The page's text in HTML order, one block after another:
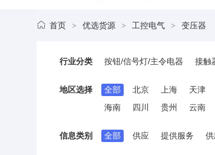
首页 > 优选货源 > 工控电气 > 变压器
行业分类 按钮/信号灯/主令电器 接触
可编程控制器(PLC)
制冷/暖
电源连接器
接线端子 电
地区选择 全部 北京 上海 天津
海南
四川 贵州 云南
信息类别 全部 供应 提供服务